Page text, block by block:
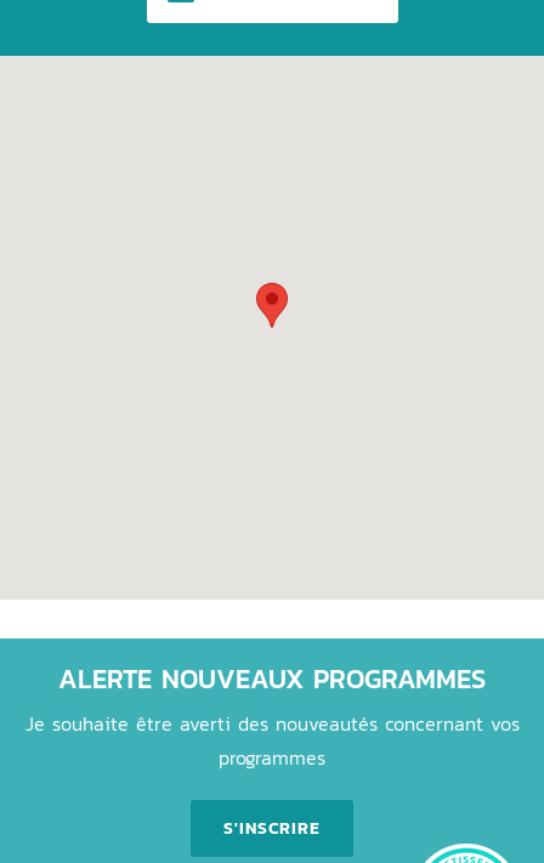
ALERTE NOUVEAUX PROGRAMMES
Je souhaite être averti des nouveautés concernant vos
programmes
S'INSCRIRE